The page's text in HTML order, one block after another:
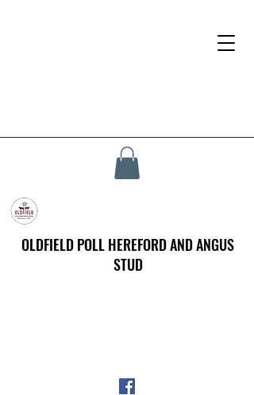
OLDFIELD POLL HEREFORD AND ANGUS
STUD